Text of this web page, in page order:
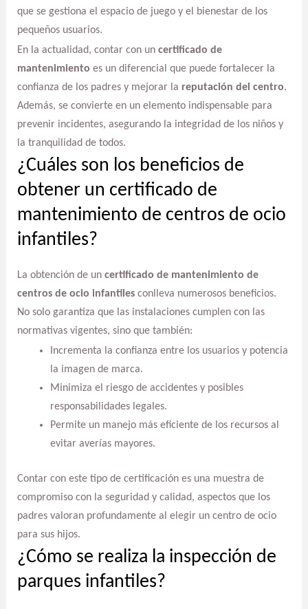
que se gestiona el espacio de juego y el bienestar de los
pequeños usuarios.
En la actualidad, contar con un certificado de
mantenimiento es un diferencial que puede fortalecer la
confianza de los padres y mejorar la reputación del centro.
Además, se convierte en un elemento indispensable para
prevenir incidentes, asegurando la integridad de los niños y
la tranquilidad de todos.
¿Cuáles son los beneficios de
obtener un certificado de
mantenimiento de centros de ocio
infantiles?
La obtención de un certificado de mantenimiento de
centros de ocio infantilesconlleva numerosos beneficios.
No solo garantiza que las instalaciones cumplen con las
normativas vigentes, sino que también:
Incrementa la confianza entre los usuarios y potencia
la imagen de marca.
Minimiza el riesgo de accidentes y posibles
responsabilidades legales.
Permite un manejo más eficiente de los recursos al
evitar averías mayores.
Contar con este tipo de certificación es una muestra de
compromiso con la seguridad y calidad, aspectos que los
padres valoran profundamente al elegir un centro de ocio
para sus hijos.
¿Cómo se realiza la inspección de
parques infantiles?